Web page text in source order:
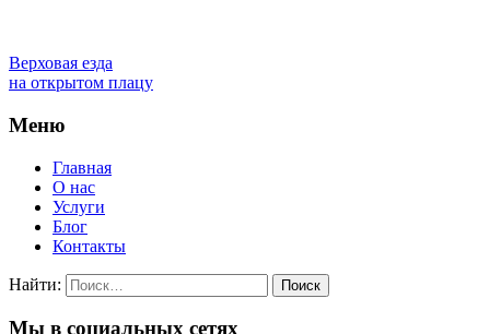
Верховая езда
на открытом плацу
Меню
Главная
О нас
Услуги
Блог
Контакты
Найти:
Мы в социальных сетях